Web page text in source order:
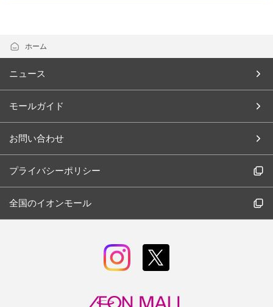
ホーム
ニュース
モールガイド
お問い合わせ
プライバシーポリシー
全国のイオンモール